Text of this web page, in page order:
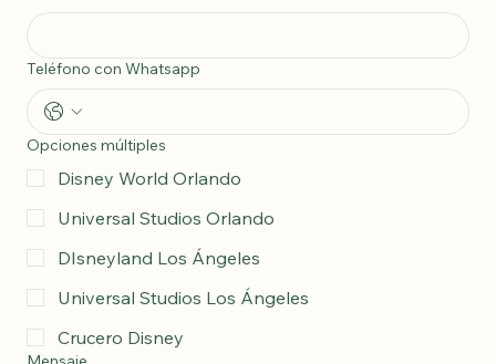
Correo electrónico *
Teléfono con Whatsapp
Opciones múltiples
Universal Studios Orlando
DIsneyland Los Ángeles